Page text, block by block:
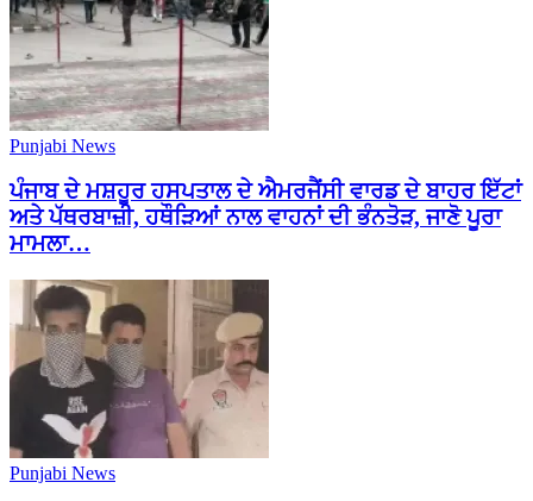
Punjabi News
ਪੰਜਾਬ ਦੇ ਮਸ਼ਹੂਰ ਹਸਪਤਾਲ ਦੇ ਐਮਰਜੈਂਸੀ ਵਾਰਡ ਦੇ ਬਾਹਰ ਇੱਟਾਂ
ਅਤੇ ਪੱਥਰਬਾਜ਼ੀ, ਹਥੌੜਿਆਂ ਨਾਲ ਵਾਹਨਾਂ ਦੀ ਭੰਨਤੋੜ, ਜਾਣੋ ਪੂਰਾ
ਮਾਮਲਾ…
Punjabi News